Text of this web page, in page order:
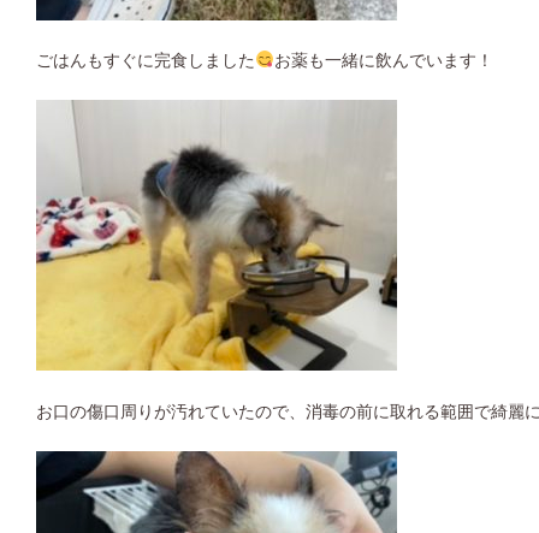
ごはんもすぐに完食しました お薬も一緒に飲んでいます！
お口の傷口周りが汚れていたので、消毒の前に取れる範囲で綺麗